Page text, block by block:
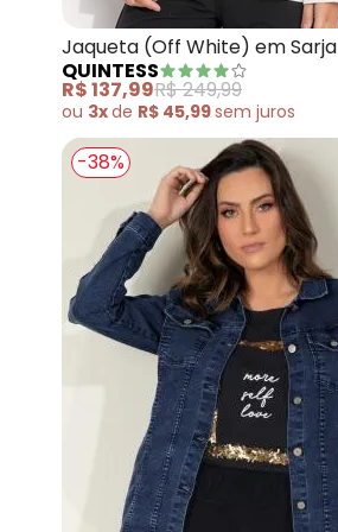
Jaqueta (Off White) em Sarja
QUINTESS
R$ 137,99R$ 249,99
ou 3xde R$ 45,99sem juros
-38%